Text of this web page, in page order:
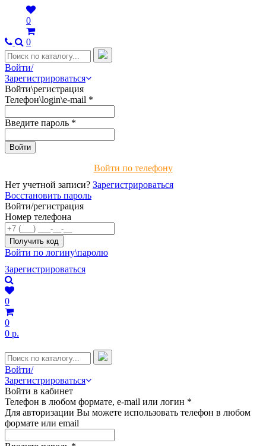
0
0
Войти/
Зарегистрироваться
Войти\регистрация
Телефон\login\e-mail *
Введите пароль *
Войти по телефону
Нет учетной записи? Зарегистрироваться
Восстановить пароль
Войти/регистрация
Номер телефона
Войти по логину\паролю
Зарегистрироваться
0
0
0 р.
Войти/
Зарегистрироваться
Войти в кабинет
Телефон в любом формате, e-mail или логин *
Для авторизации Вы можете использовать телефон в любом
формате или email